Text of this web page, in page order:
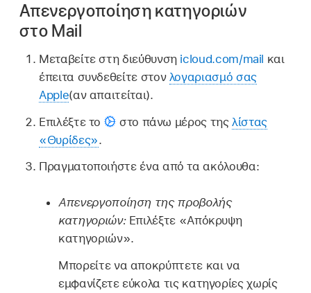
Απενεργοποίηση κατηγοριών
στο Mail
Μεταβείτε στη διεύθυνση icloud.com/mail και
έπειτα συνδεθείτε στον λογαριασμό σας
Apple(αν απαιτείται).
Επιλέξτε το
στο πάνω μέρος τηςλίστας
«Θυρίδες».
Πραγματοποιήστε ένα από τα ακόλουθα:
Απενεργοποίηση της προβολής
κατηγοριών: Επιλέξτε «Απόκρυψη
κατηγοριών».
Μπορείτε να αποκρύπτετε και να
εμφανίζετε εύκολα τις κατηγορίες χωρίς